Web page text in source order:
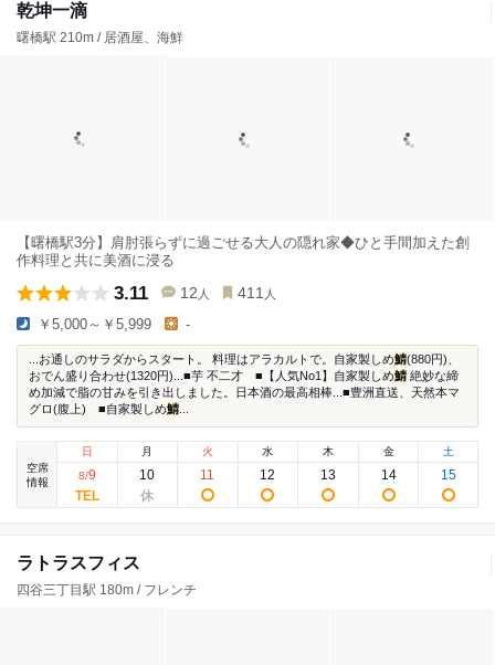
乾坤一滴
曙橋駅 210m / 居酒屋、海鮮
【曙橋駅3分】肩肘張らずに過ごせる大人の隠れ家◆ひと手間加えた創
作料理と共に美酒に浸る
3.11 12 人 411 人
￥5,000～￥5,999 -
...お通しのサラダからスタート。 料理はアラカルトで。自家製しめ鯖(880円)、
おでん盛り合わせ(1320円)...■芋 不二才 ■【人気No1】自家製しめ鯖 絶妙な締
め加減で脂の甘みを引き出しました。日本酒の最高相棒...■豊洲直送、天然本マ
グロ(腹上) ■自家製しめ鯖
空席
情報
日
8/9
月
10
火
11
水
12
木
13
金
14
土
15
ラトラスフィス
四谷三丁目駅 180m / フレンチ